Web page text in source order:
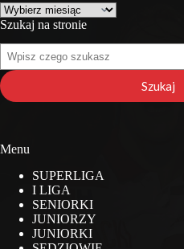
Archiwa
Szukaj na stronie
Szukaj
na
stronie
Szukaj
Menu
SUPERLIGA
I LIGA
SENIORKI
JUNIORZY
JUNIORKI